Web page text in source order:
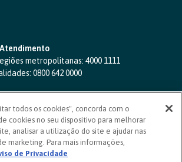
metropolitanas: 4000 1111
0800 642 0000
-0800 724 4420
(de segunda a sexta, das 8h às 20h)
ou de fala
todos os cookies", concorda com o
cookies no seu dispositivo para melhorar
analisar a utilização do site e ajudar nas
marketing. Para mais informações,
de Privacidade